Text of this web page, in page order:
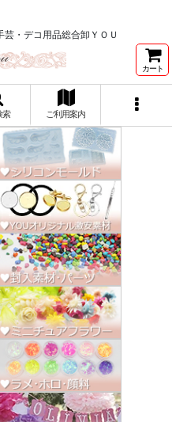
・デコ用品総合卸ＹＯＵ
カート
索 ご利用案内